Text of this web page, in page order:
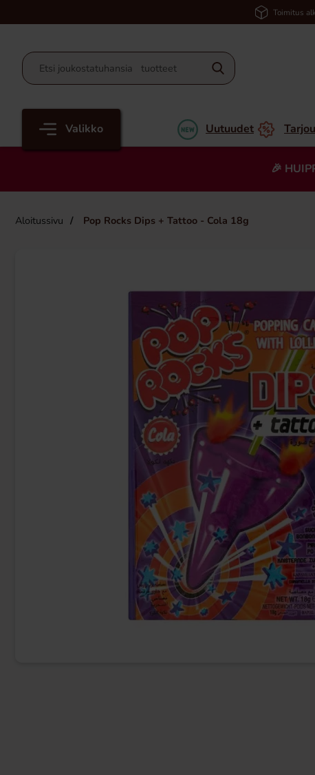
Toimitus
Valikko Uutuudet
🎉
Aloitussivu Pop Rocks Dips + Tattoo - Cola 18g
Butterfinger suklaa 53,8g
2.99 EUR
Uusi!
Ronny & Ragge
&
Osta